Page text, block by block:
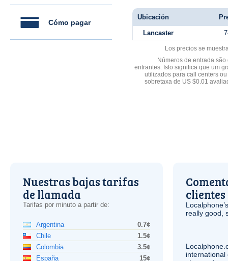
Cómo pagar
Ubicación
Lancaster
Los precios se
Números de entrada
entrantes. Isto significa que um
utilizados para call centers
sobretaxa de US $0.01
Nuestras bajas tarifas
de llamada
Tarifas por minuto a partir de:
Argentina
0.7¢
Chile
1.5¢
Colombia
3.5¢
España
15¢
clientes
really good,
international